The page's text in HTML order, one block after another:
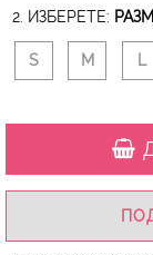
2. ИЗБЕРЕТЕ:
S M L